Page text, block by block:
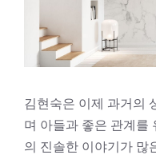
김현숙은 이제 과거의
며 아들과 좋은 관계를
의 진솔한 이야기가 많